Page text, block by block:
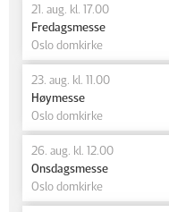
21. aug. kl. 17.00
Fredagsmesse
Oslo domkirke
23. aug. kl. 11.00
Høymesse
Oslo domkirke
26. aug. kl. 12.00
Onsdagsmesse
Oslo domkirke